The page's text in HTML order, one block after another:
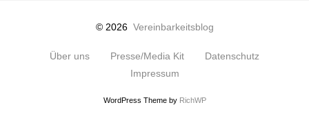
© 2026 Vereinbarkeitsblog
Über uns Presse/Media Kit
Datenschutz
Impressum
WordPress Theme by RichWP